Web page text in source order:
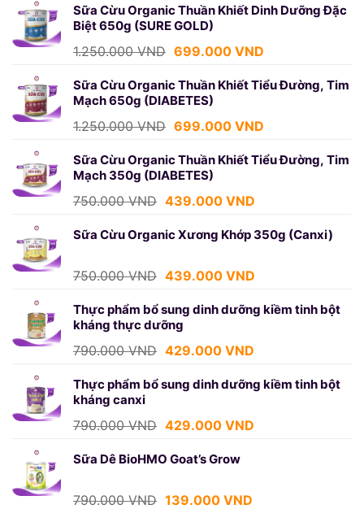
là:
750.000 VND.
tại
439.000 VND.
Sữa Cừu Organic Thuần Khiết Dinh Dưỡng Đặc
Biệt 650g (SURE GOLD)
1.250.000VND Giá
là:
1.250.000 VND.
699.000 VNDGiá
tại
Sữa Cừu Organic Thuần Khiết Tiểu Đường, Tim
Mạch 650g (DIABETES)
1.250.000VND Giá
là:
1.250.000 VND.
699.000 VNDGiá
tại
Sữa Cừu Organic Thuần Khiết Tiểu Đường, Tim
Mạch 350g (DIABETES)
750.000VND Giá
là:
439.000 VNDGiá
tại
Sữa Cừu Organic Xương Khớp 350g (Canxi)
750.000VND Giá
là:
750.000 VND.
439.000 VNDGiá
tại
Thực phẩm bổ sung dinh dưỡng kiềm tinh bột
kháng thực dưỡng
790.000VND Giá
là:
429.000 VNDGiá
tại
Thực phẩm bổ sung dinh dưỡng kiềm tinh bột
kháng canxi
790.000VND Giá
là:
429.000 VNDGiá
Sữa Dê BioHMO Goat’s Grow
790.000VND Giá
139.000 VNDGiá